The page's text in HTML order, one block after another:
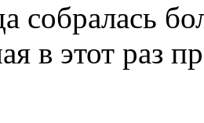
собралась
в этот раз